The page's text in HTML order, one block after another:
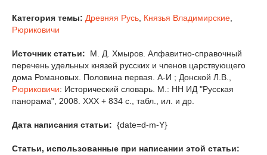
Категория темы: Древняя Русь Князья Владимирские
Рюриковичи
Источник статьи:
М. Д. Хмыров. Алфавитно-справочный
перечень удельных князей русских и членов царствующего
дома Романовых. Половина первая. А-И ; Донской Л.В.,
Рюриковичи: Исторический словарь. М.: НН ИД "Русская
панорама", 2008. XXX + 834 с., табл., ил. и др.
Дата написания статьи: {date=d-m-Y}
Статьи, использованные при написании этой статьи: